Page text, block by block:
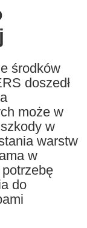
środków
doszedł
może w
w
warstw
w
potrzebę
do